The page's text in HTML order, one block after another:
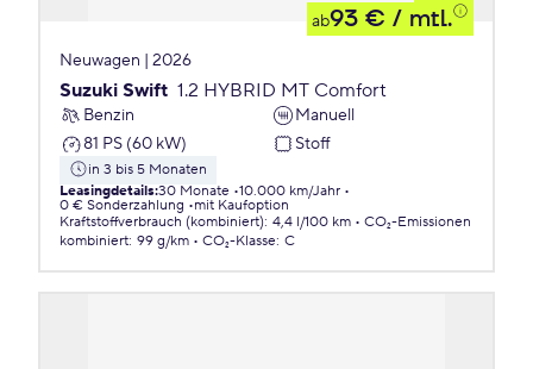
ab93 € / mtl.
Neuwagen | 2026
Suzuki Swift 1.2 HYBRID MT Comfort
Benzin
Manuell
81 PS (60 kW)
Stoff
in 3 bis 5 Monaten
Leasingdetails:30 Monate 10.000 km/Jahr
0 € Sonderzahlung
mit Kaufoption
Kraftstoffverbrauch (kombiniert): 4,4 l/100 km
CO₂-Emissionen
kombiniert: 99 g/km CO₂-Klasse: C